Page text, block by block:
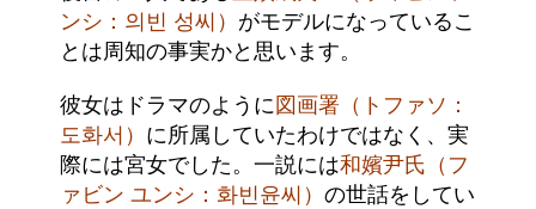
ンシ：의빈 성씨） がモデルになっているこ
とは周知の事実かと思います。
彼女はドラマのように 図画署（トファソ：
도화서） に所属していたわけではなく、実
際には宮女でした。一説には和嬪尹氏（フ
ァビン ユンシ：화빈윤씨） の世話をしてい